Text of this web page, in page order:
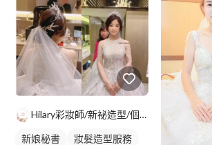
Hilary彩妝師/新祕造型/個人造型
新娘秘書 妝髮造型服務